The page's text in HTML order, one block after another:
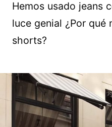
Hemos usado jeans
luce genial ¿Por qué
shorts?